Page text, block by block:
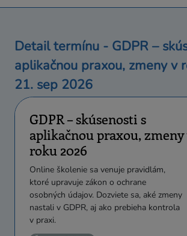
Detail termínu - GDPR –
aplikačnou praxou, zmeny v
21. sep 2026
GDPR – skúsenosti s
aplikačnou praxou, zmeny
roku 2026
Online školenie sa venuje pravidlám,
ktoré upravuje zákon o ochrane
osobných údajov. Dozviete sa, aké zmeny
nastali v GDPR, aj ako prebieha kontrola
v praxi.